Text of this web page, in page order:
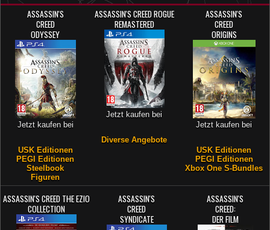
ASSASSIN'S
CREED
ODYSSEY
Jetzt kaufen bei
USK Editionen
PEGI Editionen
Steelbook
Figuren
ASSASSIN'S CREED ROGUE
REMASTERED
Jetzt kaufen bei
Diverse Angebote
ASSASSIN'S
CREED
ORIGINS
Jetzt kaufen bei
USK Editionen
PEGI Editionen
Xbox One S-Bundles
ASSASSIN'S CREED THE EZIO
COLLECTION
ASSASSIN'S
CREED
SYNDICATE
ASSASSIN'S
CREED:
DER FILM